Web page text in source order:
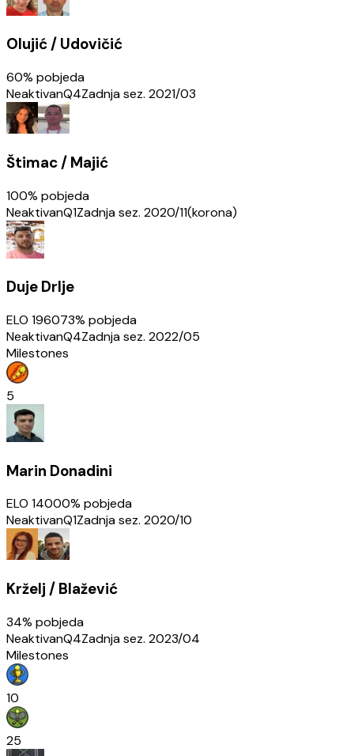
Olujić / Udovičić
60% pobjeda
NeaktivanQ4Zadnja sez. 2021/03
Štimac / Majić
100% pobjeda
NeaktivanQ1Zadnja sez. 2020/11(korona)
Duje Drlje
ELO 196073% pobjeda
NeaktivanQ4Zadnja sez. 2022/05
Milestones
5
Marin Donadini
ELO 14000% pobjeda
NeaktivanQ1Zadnja sez. 2020/10
Krželj / Blažević
34% pobjeda
NeaktivanQ4Zadnja sez. 2023/04
Milestones
10
25